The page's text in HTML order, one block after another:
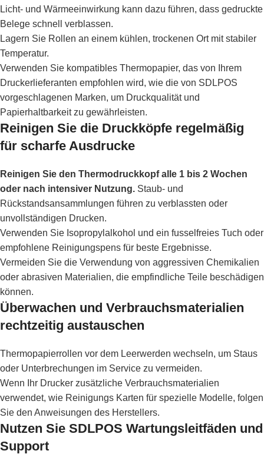
Licht- und Wärmeeinwirkung kann dazu führen, dass gedruckte
Belege schnell verblassen.
Lagern Sie Rollen an einem kühlen, trockenen Ort mit stabiler
Temperatur.
Verwenden Sie kompatibles Thermopapier, das von Ihrem
Druckerlieferanten empfohlen wird, wie die von SDLPOS
vorgeschlagenen Marken, um Druckqualität und
Papierhaltbarkeit zu gewährleisten.
Reinigen Sie die Druckköpfe regelmäßig
für scharfe Ausdrucke
Reinigen Sie den Thermodruckkopf alle 1 bis 2 Wochen
oder nach intensiver Nutzung. Staub- und
Rückstandsansammlungen führen zu verblassten oder
unvollständigen Drucken.
Verwenden Sie Isopropylalkohol und ein fusselfreies Tuch oder
empfohlene Reinigungspens für beste Ergebnisse.
Vermeiden Sie die Verwendung von aggressiven Chemikalien
oder abrasiven Materialien, die empfindliche Teile beschädigen
können.
Überwachen und Verbrauchsmaterialien
rechtzeitig austauschen
Thermopapierrollen vor dem Leerwerden wechseln, um Staus
oder Unterbrechungen im Service zu vermeiden.
Wenn Ihr Drucker zusätzliche Verbrauchsmaterialien
verwendet, wie Reinigungs Karten für spezielle Modelle, folgen
Sie den Anweisungen des Herstellers.
Nutzen Sie SDLPOS Wartungsleitfäden und
Support